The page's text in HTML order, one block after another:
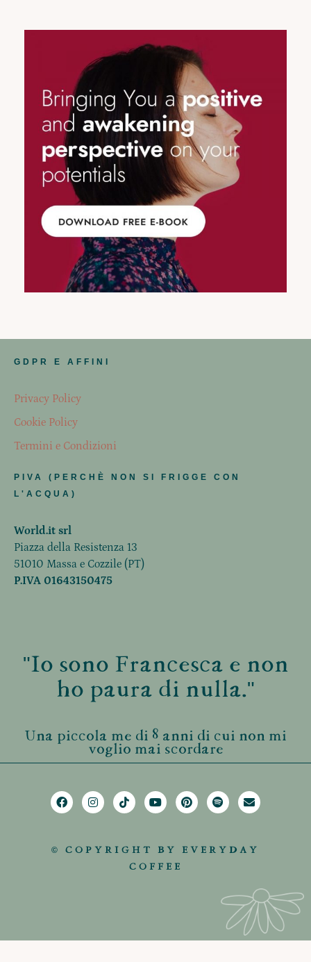
GDPR E AFFINI
Privacy Policy
Cookie Policy
Termini e Condizioni
PIVA (PERCHÈ NON SI FRIGGE CON
L'ACQUA)
World.it srl
Piazza della Resistenza 13
51010 Massa e Cozzile (PT)
P.IVA 01643150475
"Io sono Francesca e non
ho paura di nulla."
Una piccola me di 8 anni di cui non mi
voglio mai scordare
© COPYRIGHT BY EVERYDAY
COFFEE